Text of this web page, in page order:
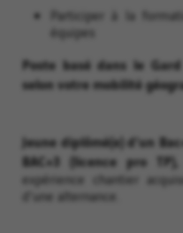
Participer à la
équipes
Poste basé dans le
selon votre mobilité
Jeune diplômé(e) d'un
BAC+3 (licence pro TP),
expérience chantier
d'une alternance.